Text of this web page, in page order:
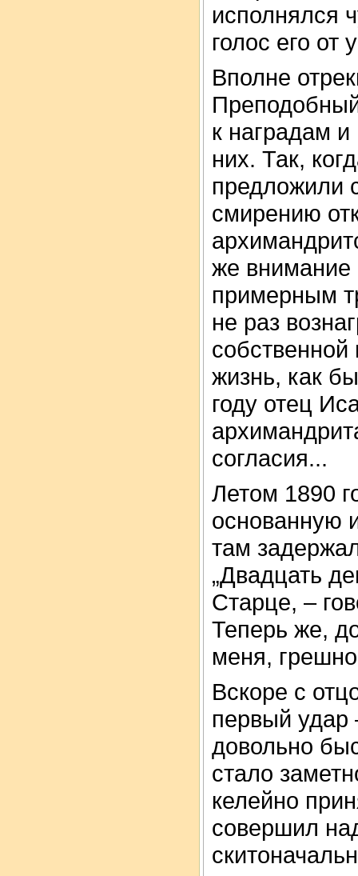
исполнялся
голос его
Вполне
к наградам
них. Так,
предложили
смирению
же внимание
примерным
не раз
собственной
жизнь, как
году отец
согласия...
Летом 1890
основанную
там
„Двадцать
Старце, –
Теперь же,
меня,
Вскоре с
первый удар
довольно
стало
келейно
совершил